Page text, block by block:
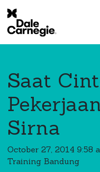
Saat
Sirna
October 27, 2014 9:58
Training Bandung